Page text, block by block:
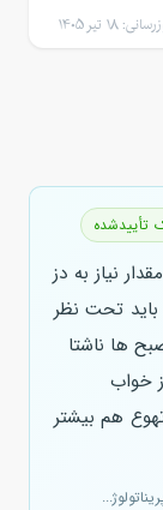
18 تیر 1405
تأییدشده
نیاز به دز
باید تحت نظر
ها ناشتا
خواب
هم بیشتر